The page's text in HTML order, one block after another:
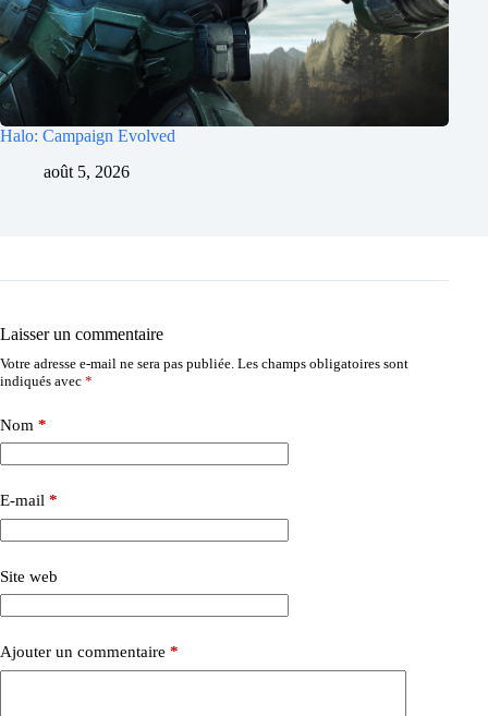
Halo: Campaign Evolved
août 5, 2026
Laisser un commentaire
Votre adresse e-mail ne sera pas publiée. Les champs obligatoires sont
indiqués avec *
Nom *
E-mail *
Site web
Ajouter un commentaire *